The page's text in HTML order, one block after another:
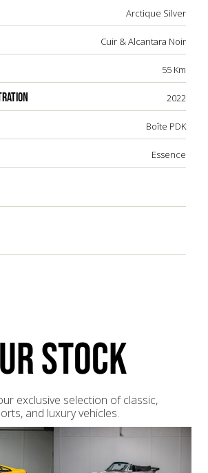
Arctique Silver
Cuir & Alcantara Noir
55 Km
2022
Boîte PDK
Essence
STOCK
exclusive selection of classic,
and luxury vehicles.